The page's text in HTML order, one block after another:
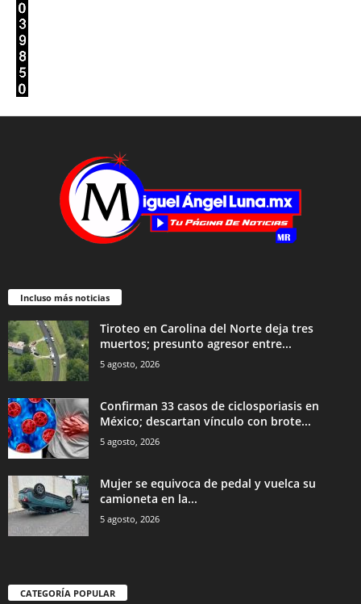
Incluso más noticias
Tiroteo en Carolina del Norte deja tres
muertos; presunto agresor entre...
5 agosto, 2026
Confirman 33 casos de ciclosporiasis en
México; descartan vínculo con brote...
5 agosto, 2026
Mujer se equivoca de pedal y vuelca su
camioneta en la...
5 agosto, 2026
CATEGORÍA POPULAR